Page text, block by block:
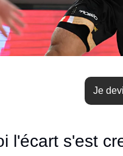
Je
l'écart s'est